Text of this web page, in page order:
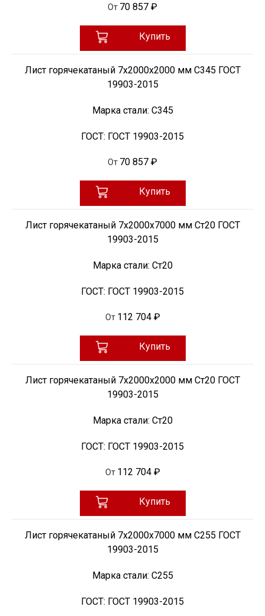
От 70 857 ₽
Купить
Лист горячекатаный 7х2000х2000 мм С345 ГОСТ
19903-2015
Марка стали: С345
ГОСТ: ГОСТ 19903-2015
От 70 857 ₽
Купить
Лист горячекатаный 7х2000х7000 мм Ст20 ГОСТ
19903-2015
Марка стали: Ст20
ГОСТ: ГОСТ 19903-2015
От 112 704 ₽
Купить
Лист горячекатаный 7х2000х2000 мм Ст20 ГОСТ
19903-2015
Марка стали: Ст20
ГОСТ: ГОСТ 19903-2015
От 112 704 ₽
Купить
Лист горячекатаный 7х2000х7000 мм С255 ГОСТ
19903-2015
Марка стали: С255
ГОСТ: ГОСТ 19903-2015